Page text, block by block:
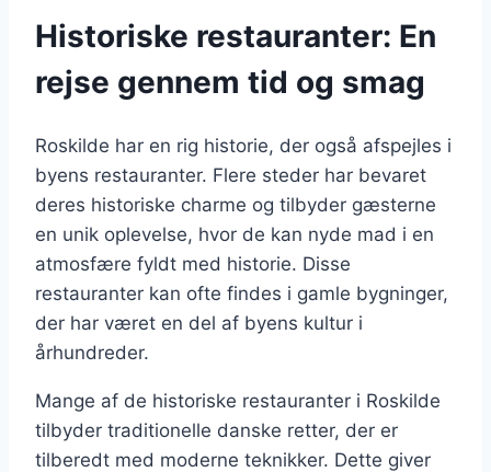
Historiske restauranter: En
rejse gennem tid og smag
Roskilde har en rig historie, der også afspejles i
byens restauranter. Flere steder har bevaret
deres historiske charme og tilbyder gæsterne
en unik oplevelse, hvor de kan nyde mad i en
atmosfære fyldt med historie. Disse
restauranter kan ofte findes i gamle bygninger,
der har været en del af byens kultur i
århundreder.
Mange af de historiske restauranter i Roskilde
tilbyder traditionelle danske retter, der er
tilberedt med moderne teknikker. Dette giver